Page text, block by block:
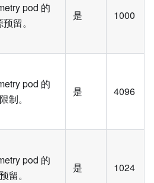
pod 的
留。
是 1000
pod 的
制。
是 4096
pod 的
留。
是 1024